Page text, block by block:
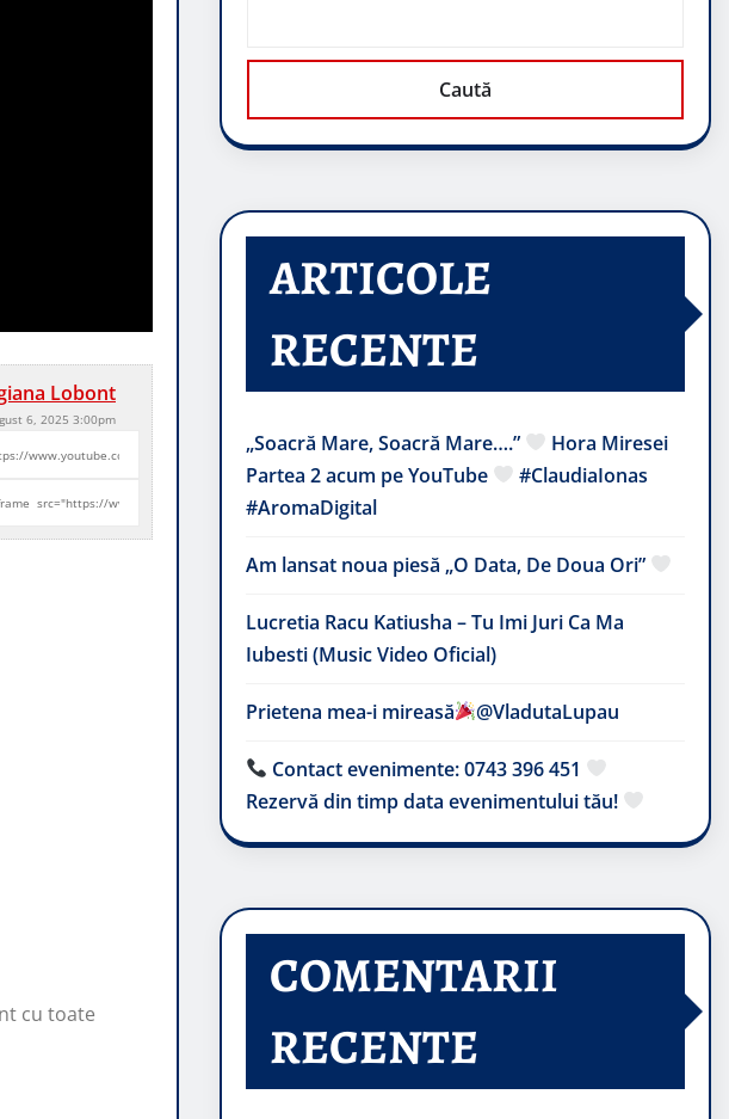
Lobont
6, 2025 3:00pm
cu toate
Caută
ARTICOLE
RECENTE
„Soacră Mare, Soacră Mare….”
Hora Miresei
Partea 2 acum pe YouTube
#ClaudiaIonas
#AromaDigital
Am lansat noua piesă „O Data, De Doua Ori”
Lucretia Racu Katiusha – Tu Imi Juri Ca Ma
Iubesti (Music Video Oficial)
Prietena mea-i mireasă​ @VladutaLupau
Contact evenimente: 0743 396 451
Rezervă din timp data evenimentului tău!
COMENTARII
RECENTE